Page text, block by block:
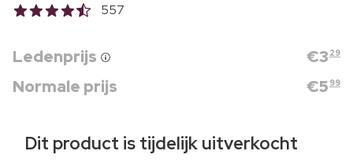
557
Ledenprijs €3 29
Normale prijs €5 99
Dit product is tijdelijk uitverkocht